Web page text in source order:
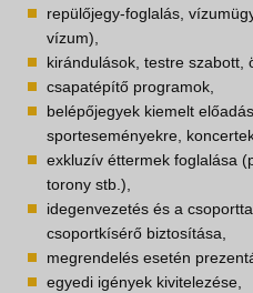
repülőjegy-foglalás,
vízum),
kirándulások, testre szabott,
csapatépítő programok,
belépőjegyek kiemelt
sporteseményekre,
exkluzív éttermek foglalása
torony stb.),
idegenvezetés és a
csoportkísérő biztosítása,
megrendelés esetén
egyedi igények kivitelezése,